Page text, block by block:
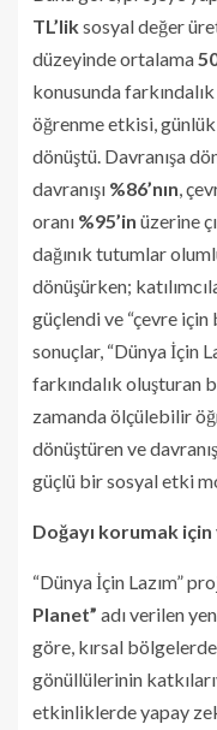
TL’liksosyal değer
düzeyinde ortalama
konusunda farkındalık
öğrenme etkisi,
dönüştü. Davranışa
davranışı %86’nın ,
oranı %95’in üzerine
dağınık tutumlar
dönüşürken;
güçlendi ve “çevre
sonuçlar, “Dünya İçin
farkındalık oluşturan
zamanda ölçülebilir
dönüştüren ve
güçlü bir sosyal etki
Doğayı korumak
“Dünya İçin Lazım”
Planet” adı verilen
göre, kırsal
gönüllülerinin
etkinliklerde yapay